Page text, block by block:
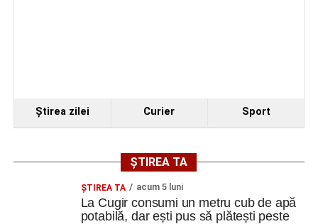
preferată pe Google
Ultimele știri din Cugir
Ştirea zilei Curier Sport
ȘTIREA TA
ȘTIREA TA acum 5 luni
La Cugir consumi un metru cub de apă
potabilă, dar ești pus să plătești peste